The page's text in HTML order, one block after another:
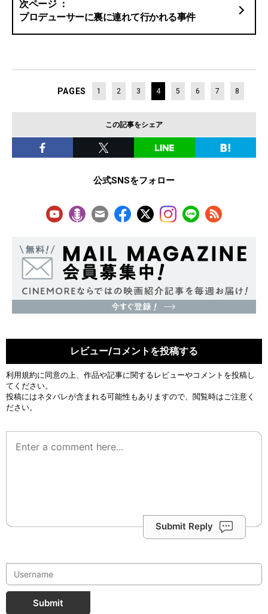
プロデューサーに裏に連れて行かれる事件
PAGES 1 2 3 4 5 6 7 8
この記事をシェア
公式SNSをフォロー
レビュー/コメントを投稿する
利用規約に同意の上、作品や記事に関するレビューやコメントを投稿し
てください。
投稿にはネタバレが含まれる可能性もありますので、閲覧時はご注意く
ださい。
Submit Reply
Submit